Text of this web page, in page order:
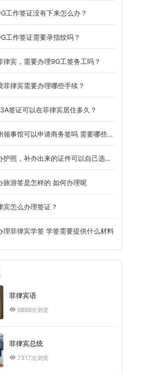
工作签证没有下来怎么办？
工作签证需要录指纹吗？
律宾，需要办理9G工签务工吗？
菲律宾需要办理哪些手续？
签证可以在菲律宾居住多久？
事馆可以申请商务签吗 需要哪些材料
照，补办出来的证件可以自己选择吗？
旅游签是怎样的 如何办理呢
宾怎么办理签证？
理菲律宾学签 学签需要提供什么材料
菲律宾语
6889次浏览
菲律宾总统
7317次浏览